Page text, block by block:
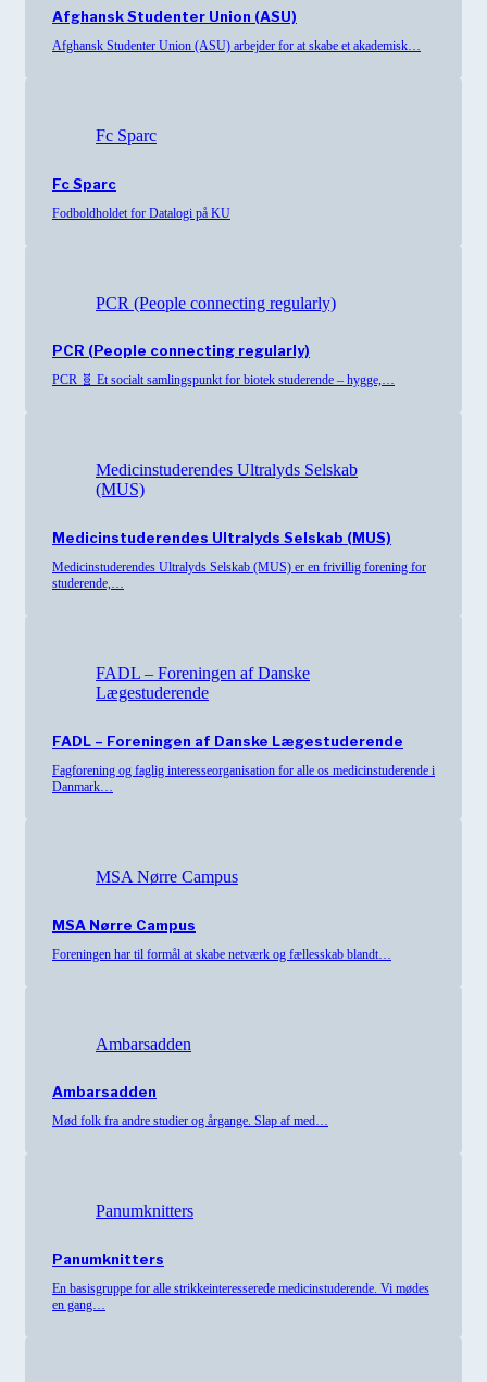
Afghansk Studenter Union (ASU)
Afghansk Studenter Union (ASU) arbejder for at skabe et akademisk…
Fc Sparc
Fc Sparc
Fodboldholdet for Datalogi på KU
PCR (People connecting regularly)
PCR (People connecting regularly)
PCR 🧬 Et socialt samlingspunkt for biotek studerende – hygge,…
Medicinstuderendes Ultralyds Selskab
(MUS)
Medicinstuderendes Ultralyds Selskab (MUS)
Medicinstuderendes Ultralyds Selskab (MUS) er en frivillig forening for
studerende,…
FADL – Foreningen af Danske
Lægestuderende
FADL – Foreningen af Danske Lægestuderende
Fagforening og faglig interesseorganisation for alle os medicinstuderende i
Danmark…
MSA Nørre Campus
MSA Nørre Campus
Foreningen har til formål at skabe netværk og fællesskab blandt…
Ambarsadden
Ambarsadden
Mød folk fra andre studier og årgange. Slap af med…
Panumknitters
Panumknitters
En basisgruppe for alle strikkeinteresserede medicinstuderende. Vi mødes
en gang…